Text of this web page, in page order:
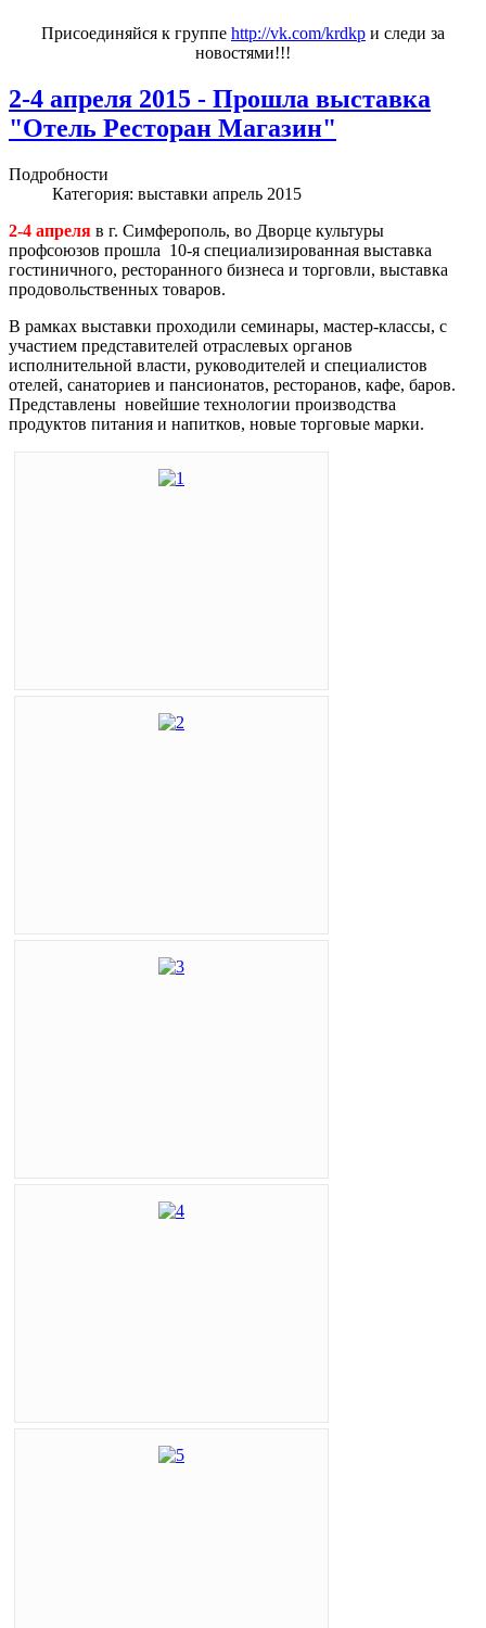
Присоединяйся к группе http://vk.com/krdkp и следи за
новостями!!!
2-4 апреля 2015 - Прошла выставка
"Отель Ресторан Магазин"
Подробности
Категория: выставки апрель 2015
2-4 апреля в г. Симферополь, во Дворце культуры
профсоюзов прошла 10-я специализированная выставка
гостиничного, ресторанного бизнеса и торговли, выставка
продовольственных товаров.
В рамках выставки проходили семинары, мастер-классы, с
участием представителей отраслевых органов
исполнительной власти, руководителей и специалистов
отелей, санаториев и пансионатов, ресторанов, кафе, баров.
Представлены новейшие технологии производства
продуктов питания и напитков, новые торговые марки.